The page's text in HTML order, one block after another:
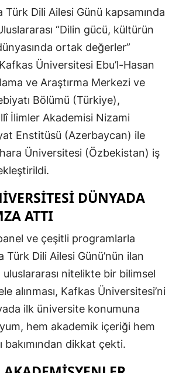
Kırklareli
Kırşehir
Kocaeli
Konya
Kütahya
Malatya
Manisa
Mardin
Nevşehir
Niğde
Ordu
Rize
Sakarya
Türk Dili Ailesi Günü kapsamında
“Dilin gücü, kültürün
ortak değerler”
Üniversitesi Ebu’l-Hasan
ve Araştırma Merkezi ve
Bölümü (Türkiye),
İlimler Akademisi Nizami
Enstitüsü (Azerbaycan) ile
Üniversitesi (Özbekistan) iş
DÜNYADA
ATTI
ve çeşitli programlarla
Türk Dili Ailesi Günü’nün ilan
uluslararası nitelikte bir bilimsel
alınması, Kafkas Üniversitesi’ni
ilk üniversite konumuna
hem akademik içeriği hem
bakımından dikkat çekti.